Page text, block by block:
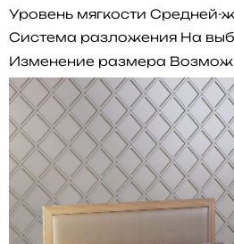
Уровень мягкости Средней-
Система разложения На
Изменение размера